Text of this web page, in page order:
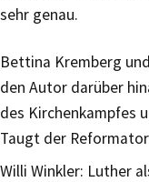
sehr genau.
Bettina Kremberg
den Autor darüber
des Kirchenkampfes
Taugt der
Willi Winkler: Luther